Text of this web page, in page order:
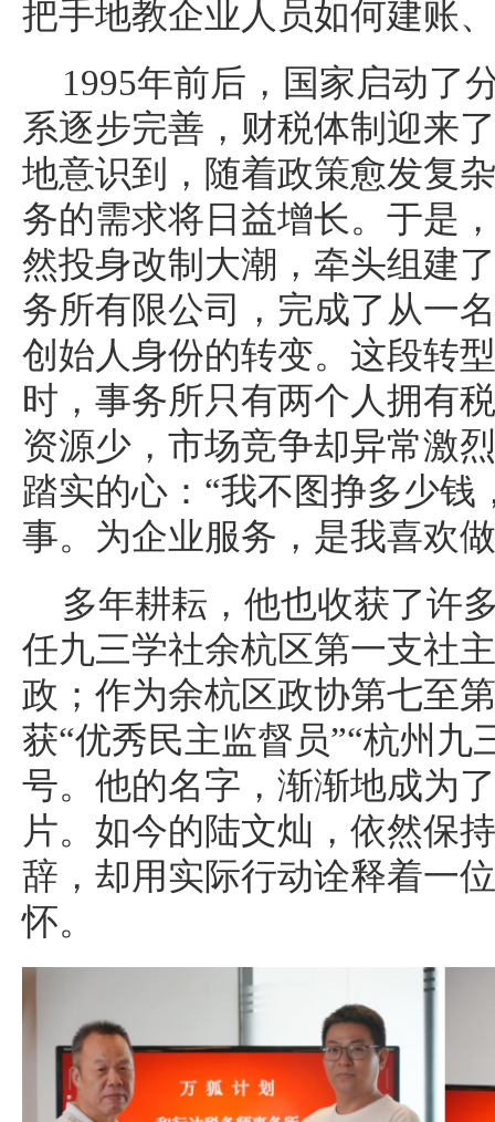
把手地教企业人员如何建账
1995年前后，国家启动了
系逐步完善，财税体制迎来
地意识到，随着政策愈发复
务的需求将日益增长。于是
然投身改制大潮，牵头组建
务所有限公司，完成了从一
创始人身份的转变。这段转
时，事务所只有两个人拥有
资源少，市场竞争却异常激
踏实的心：“我不图挣多少钱
事。为企业服务，是我喜欢
多年耕耘，他也收获了许
任九三学社余杭区第一支社
政；作为余杭区政协第七至
获“优秀民主监督员”“杭州九
号。他的名字，渐渐地成为
片。如今的陆文灿，依然保
辞，却用实际行动诠释着一
怀。